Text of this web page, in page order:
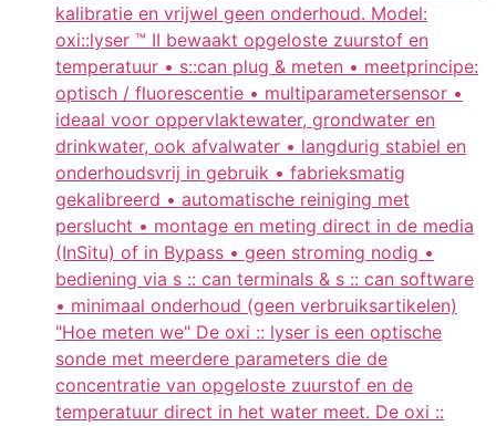
kalibratie en vrijwel geen onderhoud. Model:
oxi::lyser ™ II bewaakt opgeloste zuurstof en
temperatuur • s::can plug & meten • meetprincipe:
optisch / fluorescentie • multiparametersensor •
ideaal voor oppervlaktewater, grondwater en
drinkwater, ook afvalwater • langdurig stabiel en
onderhoudsvrij in gebruik • fabrieksmatig
gekalibreerd • automatische reiniging met
perslucht • montage en meting direct in de media
(InSitu) of in Bypass • geen stroming nodig •
bediening via s :: can terminals & s :: can software
• minimaal onderhoud (geen verbruiksartikelen)
"Hoe meten we" De oxi :: lyser is een optische
sonde met meerdere parameters die de
concentratie van opgeloste zuurstof en de
temperatuur direct in het water meet. De oxi ::